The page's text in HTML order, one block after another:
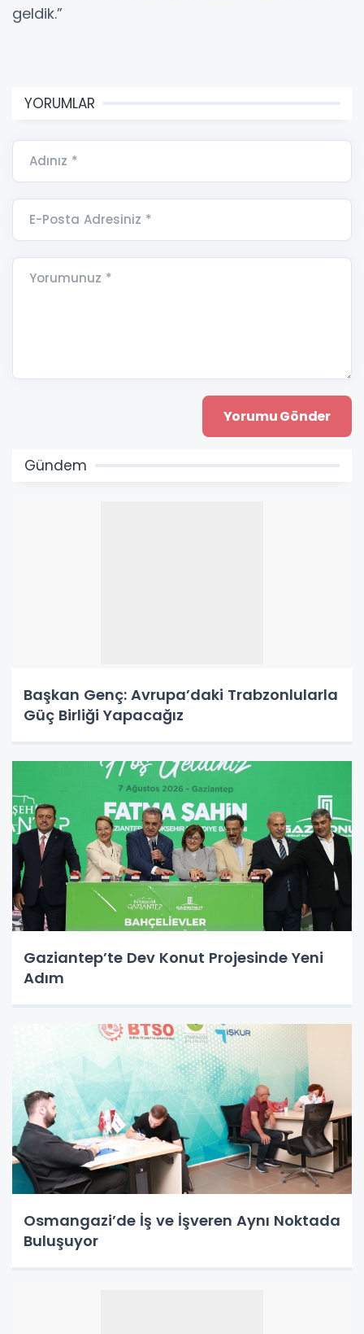
geldik.”
YORUMLAR
Adınız *
E-Posta Adresiniz *
Yorumunuz *
Gündem
Başkan Genç: Avrupa’daki Trabzonlularla
Güç Birliği Yapacağız
Gaziantep’te Dev Konut Projesinde Yeni
Adım
Osmangazi’de İş ve İşveren Aynı Noktada
Buluşuyor